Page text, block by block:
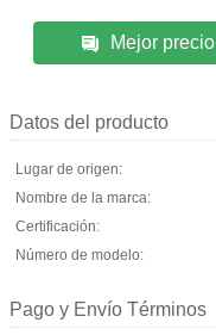
Mejor precio
Datos del producto
Lugar de origen:
Nombre de la marca:
Certificación:
Número de modelo:
Pago y Envío Términos